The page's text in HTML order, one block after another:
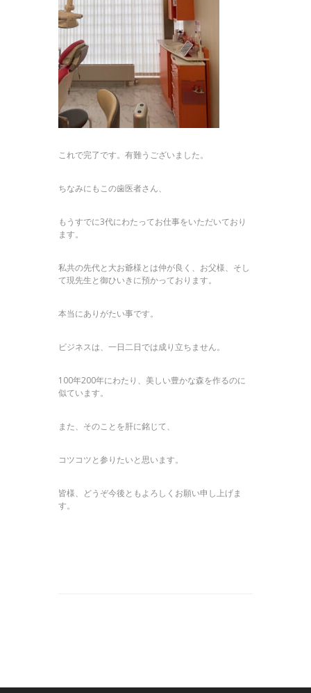
これで完了です。有難うございました。
ちなみにもこの歯医者さん、
もうすでに3代にわたってお仕事をいただいており
ます。
私共の先代と大お爺様とは仲が良く、お父様、そし
て現先生と御ひいきに預かっております。
本当にありがたい事です。
ビジネスは、一日二日では成り立ちません。
100年200年にわたり、美しい豊かな森を作るのに
似ています。
また、そのことを肝に銘じて、
コツコツと参りたいと思います。
皆様、どうぞ今後ともよろしくお願い申し上げま
す。